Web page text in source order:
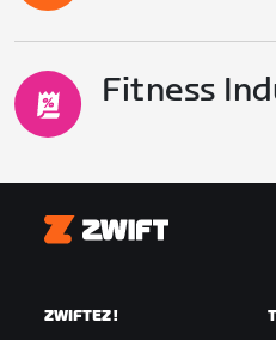
Fitness
Zwift
ZWIFTEZ !